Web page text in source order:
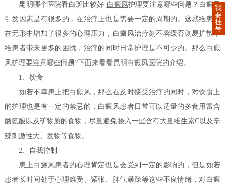
昆明哪个医院看白斑比较好-白癜风护理要注意哪些问题？白癜风
引发因素是有很多的，在治疗上也是需要一定的周期的。这就给患者
在无形中增加了很多的心理压力，白癜风治疗刻不容缓否则易扩散，
给患者带来更多的困扰，治疗的同时日常护理是不可少的。那么白癜
风护理要注意哪些问题?下面来看看昆明白癜风医院的介绍。
1、饮食
如若不幸患上把白癜风，那么在及时接受治疗的同时，对饮食上
的护理也是有一定的禁忌的，白癜风患者日常可以适量的多食用富含
酪氨酸以及矿物质的食物，尽量避免摄入一些含有大量维生素C以及辛
辣刺激性大、发物等食物。
2、自我控制
患上白癜风患者的心理肯定也是会受到一定的影响的，但是如若
患者长时间处于心理难受、紧张、脾气暴躁等这些不良情绪，对白癜
我
要
挂
号